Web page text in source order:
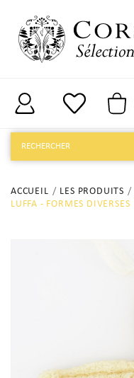
ACCUEIL LES PRODUITS
LUFFA - FORMES DIVERSES